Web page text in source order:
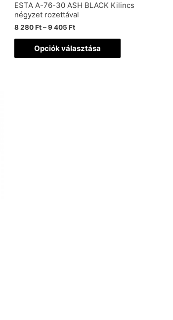
ESTA A-76-30 ASH BLACK Kilincs
négyzet rozettával
8 280Ft–9 405Ft
Opciók választása